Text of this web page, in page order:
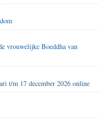
vrouwelijke Boeddha van
t/m 17 december 2026 online